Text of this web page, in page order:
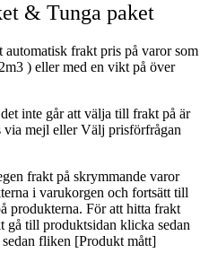
& Tunga paket
frakt pris på varor som
) eller med en vikt på över
inte går att välja till frakt på är
via mejl eller Välj prisförfrågan
frakt på skrymmande varor
i varukorgen och fortsätt till
produkterna. För att hitta frakt
till produktsidan klicka sedan
fliken [Produkt mått]